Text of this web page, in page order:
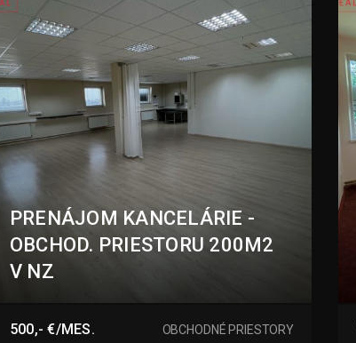
PRENÁJOM KANCELÁRIE -
OBCHOD. PRIESTORU 200M2
V NZ
Zelená, Nové Zámky
OBCHODNÉ PRIESTORY
500,- €/MES.